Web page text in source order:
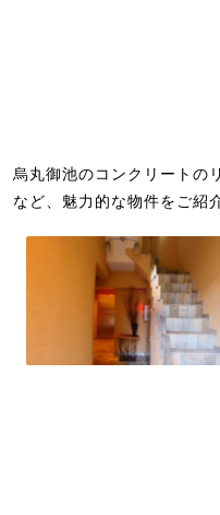
烏丸御池のコンクリートの
など、魅力的な物件をご紹